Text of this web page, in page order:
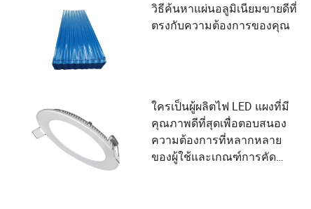
วิธีค้นหาแผ่นอลูมิเนียมขายดีที่
ตรงกับความต้องการของคุณ
ใครเป็นผู้ผลิตไฟ LED แผงที่มี
คุณภาพดีที่สุดเพื่อตอบสนอง
ความต้องการที่หลากหลาย
ของผู้ใช้และเกณฑ์การคัด